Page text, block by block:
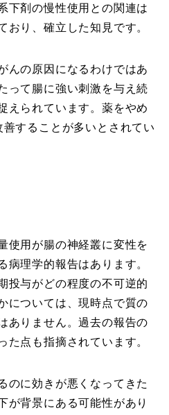
下剤の慢性使用との関連は
おり、確立した知見です。
んの原因になるわけではあ
って腸に強い刺激を与え続
えられています。薬をやめ
することが多いとされてい
使用が腸の神経叢に変性を
病理学的報告はあります。
投与がどの程度の不可逆的
については、現時点で質の
ありません。過去の報告の
た点も指摘されています。
のに効きが悪くなってきた
が背景にある可能性があり